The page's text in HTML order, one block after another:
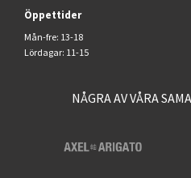
Öppettider
Mån-fre: 13-18
Lördagar: 11-15
NÅGRA AV VÅRA